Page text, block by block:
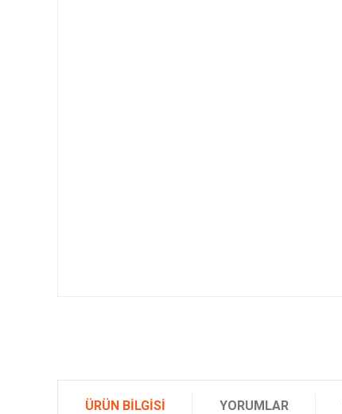
ÜRÜN BILGISI YORUMLAR